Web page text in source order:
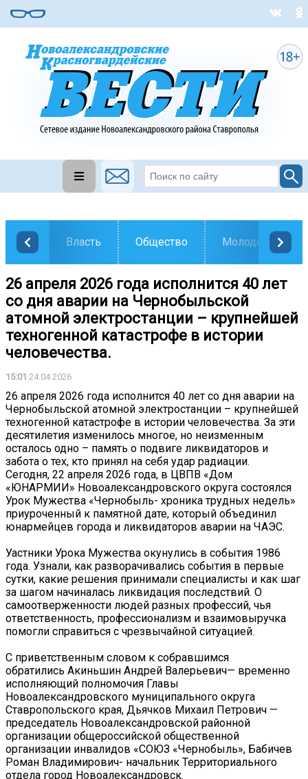
Власть Общество Молодежь
26 апреля 2026 года исполнится 40 лет
со дня аварии на Чернобыльской
атомной электростанции – крупнейшей
техногенной катастрофе в истории
человечества.
15:01 24.04.2026
26 апреля 2026 года исполнится 40 лет со дня аварии на
Чернобыльской атомной электростанции – крупнейшей
техногенной катастрофе в истории человечества. За эти
десятилетия изменилось многое, но неизменным
осталось одно – память о подвиге ликвидаторов и
забота о тех, кто принял на себя удар радиации.
Сегодня, 22 апреля 2026 года, в ЦВПВ «Дом
«ЮНАРМИИ» Новоалександровского округа состоялся
Урок Мужества «Чернобыль- хроника трудных недель»
приуроченный к памятной дате, который объединил
юнармейцев города и ликвидаторов аварии на ЧАЭС.
Уастники Урока Мужества окунулись в события 1986
года. Узнали, как разворачивались события в первые
сутки, какие решения принимали специалисты и как шаг
за шагом начиналась ликвидация последствий. О
самоотверженности людей разных профессий, чья
ответственность, профессионализм и взаимовыручка
помогли справиться с чрезвычайной ситуацией.
С приветственным словом к собравшимся
обратились Акиньшин Андрей Валерьевич— временно
исполняющий полномочия Главы
Новоалександровского муниципального округа
Ставропольского края, Дьячков Михаил Петрович —
председатель Новоалександровской районной
организации общероссийской общественной
организации инвалидов «СОЮЗ «Чернобыль», Бабичев
Роман Владимирович- начальник Территориального
отдела город Новоалександровск.